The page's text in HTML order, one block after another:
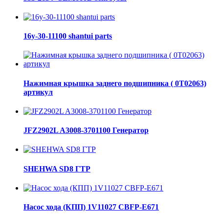
16y-30-11100 shantui parts
Нажимная крышка заднего подшипника ( 0Т02063)
артикул
JFZ2902L A3008-3701100 Генератор
SHEHWA SD8 ГТР
Насос хода (КПП) 1V11027 CBFP-E671